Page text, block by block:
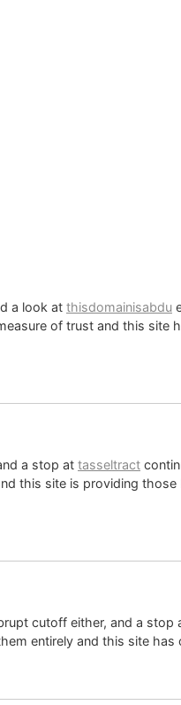
a look at thisdomainisabdu
of trust and this site
a stop at tasseltract
this site is providing
cutoff either, and a stop
entirely and this site